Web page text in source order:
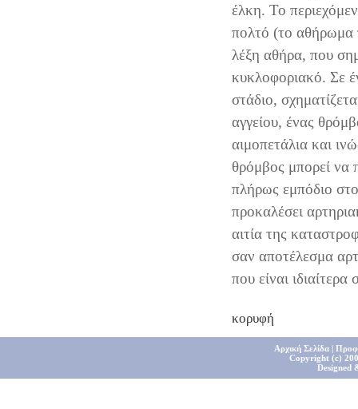
έλκη. Το
πολτό (το αθήρωμα
λέξη αθήρα, που
κυκλοφοριακό. Σε
στάδιο,
αγγείου, ένας
αιμοπετάλια και
θρόμβος μπορεί να
πλήρως εμπόδιο
προκαλέσει
αιτία της
σαν αποτέλεσμα
που είναι
κορυφή
Αρχική Σελίδα|
Copyright (c)
Designed